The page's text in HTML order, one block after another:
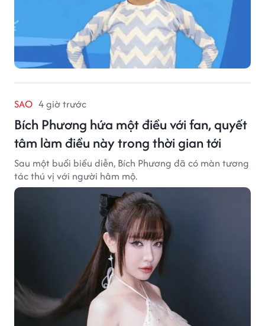
SAO 4 giờ trước
Bích Phương hứa một điều với fan, quyết
tâm làm điều này trong thời gian tới
Sau một buổi biểu diễn, Bích Phương đã có màn tương
tác thú vị với người hâm mộ.